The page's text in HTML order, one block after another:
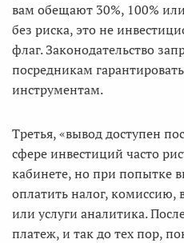
вам обещают 30%, 100%
без риска, это не
флаг. Законодательство
посредникам
инструментам.
Третья, «вывод доступен
сфере инвестиций часто
кабинете, но при попытке
оплатить налог, комиссию,
или услуги аналитика.
платеж, и так до тех пор,